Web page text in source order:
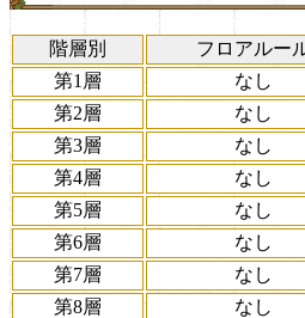
階層別 フロアルー
第1層
なし
第2層
なし
第3層
なし
第4層
なし
第5層
なし
第6層
なし
第7層
なし
第8層
なし